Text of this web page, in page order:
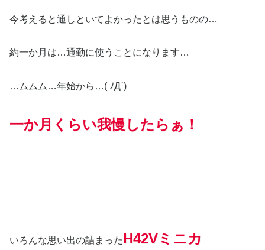
今考えると通しといてよかったとは思うものの…
約一か月は…通勤に使うことになります…
…ムムム…年始から…( ﾉД`)
一か月くらい我慢したらぁ！
いろんな思い出の詰まったH42Vミニカ